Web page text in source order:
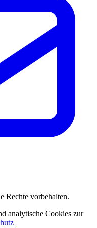
Rechte vorbehalten.
analytische Cookies zur